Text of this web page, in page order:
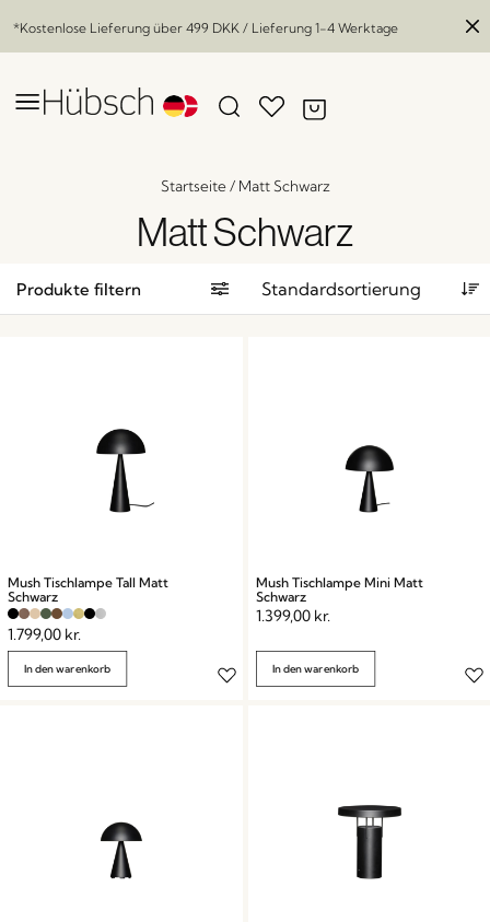
*Kostenlose Lieferung über 499 DKK / Lieferung 1-4 Werktage
Startseite/ Matt Schwarz
Matt Schwarz
Produkte filtern
Mush Tischlampe Tall Matt
Schwarz
1.799,00 kr.
In den warenkorb
Mush Tischlampe Mini Matt
Schwarz
1.399,00 kr.
In den warenkorb